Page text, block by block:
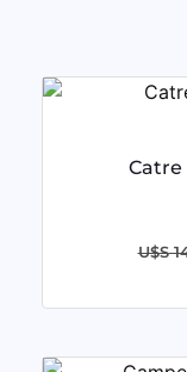
Catre
U$S